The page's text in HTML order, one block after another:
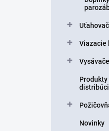
Viazacie
Vysávače
Produkty
Novinky